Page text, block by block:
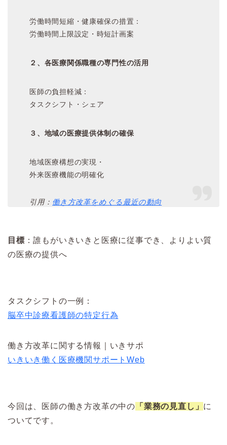
労働時間短縮・健康確保の措置：
労働時間上限設定・時短計画案
２、各医療関係職種の専門性の活用
医師の負担軽減：
タスクシフト・シェア
３、地域の医療提供体制の確保
地域医療構想の実現・
外来医療機能の明確化
引用： 働き方改革をめぐる最近の動向
目標 ：誰もがいきいきと医療に従事でき、よりよい質
の医療の提供へ
タスクシフトの一例：
脳卒中診療看護師の特定行為
働き方改革に関する情報｜いきサポ
いきいき働く医療機関サポートWeb
今回は、医師の働き方改革の中の 「業務の見直し」 に
ついてです。